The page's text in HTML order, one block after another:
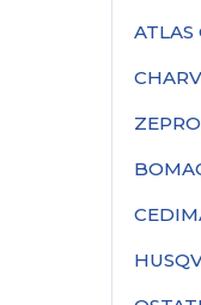
ATLAS
ZEPRO